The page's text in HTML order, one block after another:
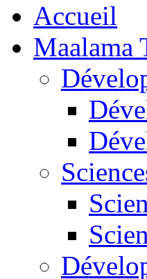
Accueil
Maalama